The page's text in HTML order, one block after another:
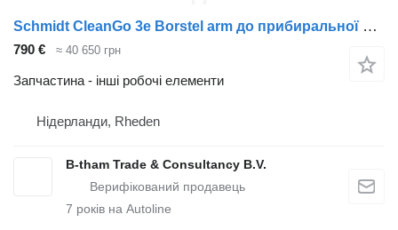
Schmidt CleanGo 3e Borstel arm до прибиральної машини
790 € ≈ 40 650 грн
Запчастина - інші робочі елементи
Нідерланди, Rheden
B-tham Trade & Consultancy B.V.
7 років на Autoline